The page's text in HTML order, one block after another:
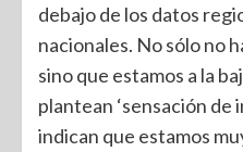
debajo de los datos
nacionales. No sólo no
sino que estamos a la
plantean ‘sensación de
indican que estamos